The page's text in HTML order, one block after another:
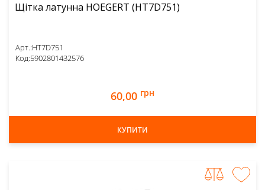
Щітка латунна HOEGERT (HT7D751)
Арт.:HT7D751
Код:5902801432576
60,00 грн
КУПИТИ